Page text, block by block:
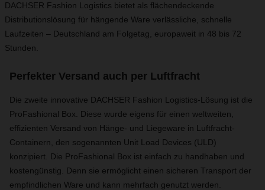
DACHSER Fashion Logistics bietet als flächendeckende
Distributionslösung für hängende Ware verlässliche, schnelle
Laufzeiten – Deutschland am Folgetag, europaweit in 48 bis 72
Stunden.
Perfekter Versand auch per Luftfracht
Die zweite innovative DACHSER Fashion Logistics-Lösung ist die
ProFashional Box. Diese wurde eigens für einen weltweiten,
effizienten Versand von Hänge- und Liegeware in Luftfracht-
Containern, den sogenannten Unit Load Devices (ULD)
konzipiert. Die ProFashional Box ist einfach zu handhaben und
kostengünstig. Denn sie ermöglicht einen sicheren Transport der
empfindlichen Ware und kann mehrfach genutzt werden.